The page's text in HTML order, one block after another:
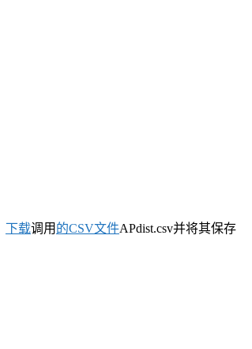
下载调用 的CSV文件APdist.csv并将其保存